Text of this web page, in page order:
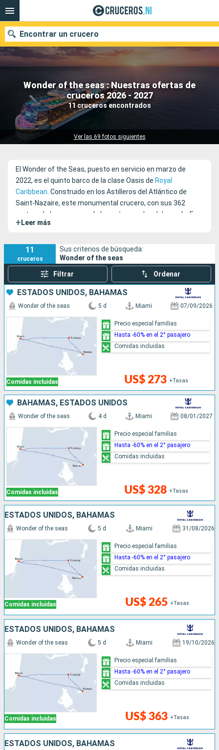
Wonder of the seas : Nuestras ofertas de
cruceros 2026 - 2027
11 cruceros encontrados
Ver las 69 fotos siguientes
Encontrar un crucero
Nuestros destinos
Fecha de salida
Puertos
El Wonder of the Seas, puesto en servicio en marzo de
2022, es el quinto barco de la clase Oasis de Royal
Caribbean. Construido en los Astilleros del Atlántico de
Saint-Nazaire, este monumental crucero, con sus 362
metros de largo, es uno de los más grandes del mundo. Fue
diseñado para ofrecer una experiencia de entretenimiento
únicos, que incluyen el barrio de suites, una novedad para la
clase Oasis. El Wonder of the Seas tiene varios barcos
gemelos, entre ellos el
Utopia of the Seas
, que se unió a la
flota en 2024.
+ Leer más
11
cruceros
Sus criterios de búsqueda:
Wonder of the seas
Filtrar Ordenar
ESTADOS UNIDOS, BAHAMAS
Comidas incluidas
Wonder of the seas 5 d Miami 07/09/2026
US$ 273 +Tasas
Precio especial familias
Hasta -60% en el 2° pasajero
Comidas incluidas
BAHAMAS, ESTADOS UNIDOS
Comidas incluidas
Wonder of the seas 4 d Miami 08/01/2027
US$ 328 +Tasas
Precio especial familias
Hasta -60% en el 2° pasajero
Comidas incluidas
ESTADOS UNIDOS, BAHAMAS
Comidas incluidas
Wonder of the seas 5 d Miami 31/08/2026
US$ 265 +Tasas
Precio especial familias
Hasta -60% en el 2° pasajero
Comidas incluidas
ESTADOS UNIDOS, BAHAMAS
Comidas incluidas
Wonder of the seas 5 d Miami 19/10/2026
US$ 363 +Tasas
Precio especial familias
Hasta -60% en el 2° pasajero
Comidas incluidas
ESTADOS UNIDOS, BAHAMAS